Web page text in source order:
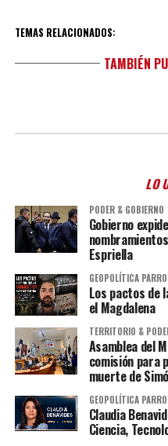
TEMAS RELACIONADOS:
TAMBIÉN
LO
PODER & GOBIERNO
Gobierno
Espriella
GEOPOLÍTICA
Los pactos de
el Magdalena
TERRITORIO &
Asamblea del
comisión para
muerte de
GEOPOLÍTICA
Claudia
Ciencia,